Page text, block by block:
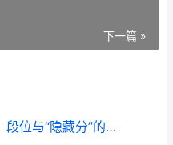
下一篇 »
王者荣耀2026年匹配机制：段位与“隐藏分”的深度解析